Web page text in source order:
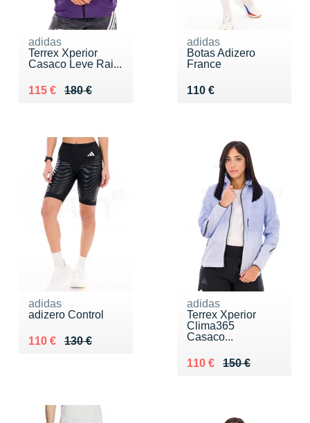
adidas
Terrex Xperior
Casaco Leve Rai...
180 €
Au lieu de 180 €
115 €
Vendu 115 €
adidas
Botas Adizero
France
110 €
Vendu 110 €
adidas
adizero Control
130 €
Au lieu de 130 €
110 €
Vendu 110 €
adidas
Terrex Xperior
Clima365
Casaco...
150 €
Au lieu de 150 €
110 €
Vendu 110 €